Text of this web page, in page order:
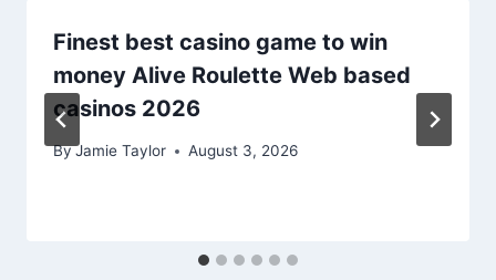
Finest best casino game to win
money Alive Roulette Web based
casinos 2026
ByJamie Taylor August 3, 2026